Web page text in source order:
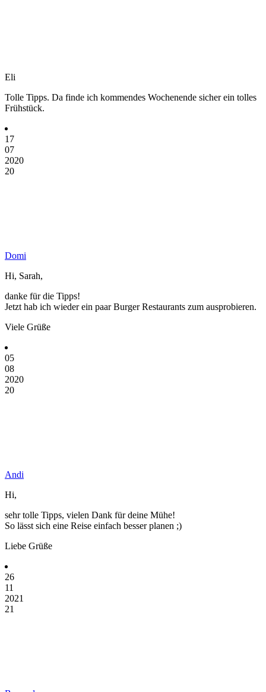
Eli
Tolle Tipps. Da finde ich kommendes Wochenende sicher ein tolles
Frühstück.
17
07
2020
20
Domi
Hi, Sarah,
danke für die Tipps!
Jetzt hab ich wieder ein paar Burger Restaurants zum ausprobieren.
Viele Grüße
05
08
2020
20
Andi
Hi,
sehr tolle Tipps, vielen Dank für deine Mühe!
So lässt sich eine Reise einfach besser planen ;)
Liebe Grüße
26
11
2021
21